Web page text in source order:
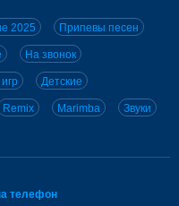
2025 Припевы песен
На звонок
Детские
Remix Marimba Звуки
телефон